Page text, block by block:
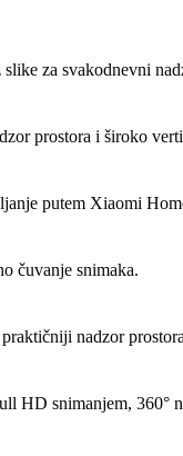
za svakodnevni
prostora i široko
putem Xiaomi
čuvanje snimaka.
nadzor
HD snimanjem,